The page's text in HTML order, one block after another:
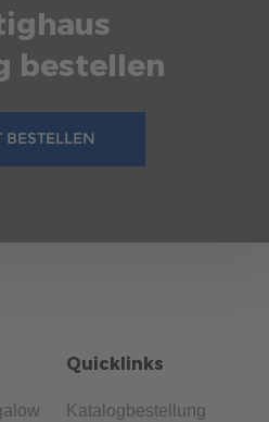
bestellen
BESTELLEN
Quicklinks
Katalogbestellung